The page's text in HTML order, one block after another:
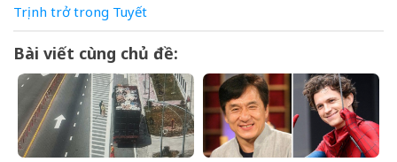
Trịnh trở trong Tuyết
Bài viết cùng chủ đề: